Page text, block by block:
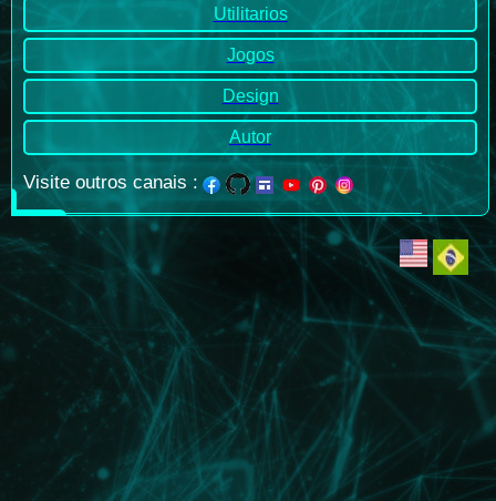
Utilitarios
Jogos
Design
Autor
Visite outros canais :